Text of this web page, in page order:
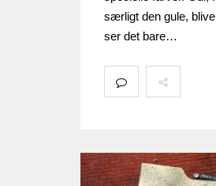
særligt den gule,
ser det bare…